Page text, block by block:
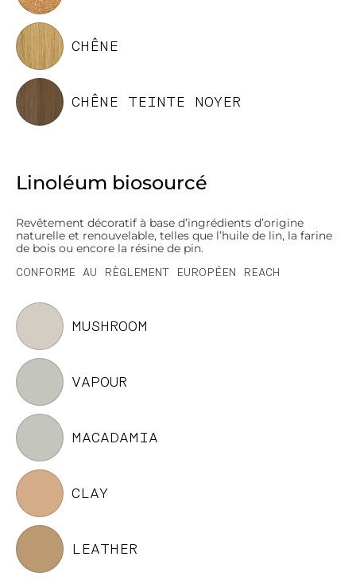
CHÊNE
CHÊNE TEINTE NOYER
Linoléum biosourcé
Revêtement décoratif à base d’ingrédients d’origine
naturelle et renouvelable, telles que l’huile de lin, la farine
de bois ou encore la résine de pin.
CONFORME AU RÈGLEMENT
EUROPÉEN REACH
MUSHROOM
VAPOUR
MACADAMIA
CLAY
LEATHER